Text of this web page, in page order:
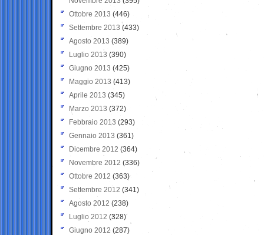
Ottobre 2013 (446)
Settembre 2013 (433)
Agosto 2013 (389)
Luglio 2013 (390)
Giugno 2013 (425)
Maggio 2013 (413)
Aprile 2013 (345)
Marzo 2013 (372)
Febbraio 2013 (293)
Gennaio 2013 (361)
Dicembre 2012 (364)
Novembre 2012 (336)
Ottobre 2012 (363)
Settembre 2012 (341)
Agosto 2012 (238)
Luglio 2012 (328)
Giugno 2012 (287)